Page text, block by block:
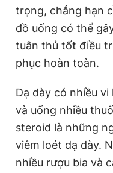
trọng, chẳng hạn
đồ uống có thể
tuân thủ tốt điều
phục hoàn toàn.
Dạ dày có nhiều
và uống nhiều
steroid là những
viêm loét dạ dày.
nhiều rượu bia và